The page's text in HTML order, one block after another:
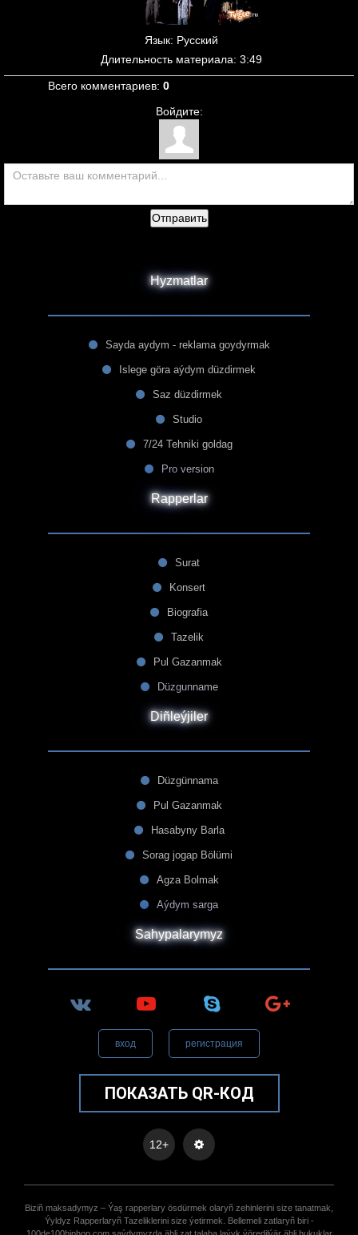
Язык: Русский
Длительность материала: 3:49
Всего комментариев: 0
Войдите:
Отправить
Hyzmatlar
Sayda aydym - reklama goydyrmak
Islege göra aýdym düzdirmek
Saz düzdirmek
Studio
7/24 Tehniki goldag
Pro version
Rapperlar
Surat
Konsert
Biografia
Tazelik
Pul Gazanmak
Düzgunname
Diñleýjiler
Düzgünnama
Pul Gazanmak
Hasabyny Barla
Sorag jogap Bölümi
Agza Bolmak
Aýdym sarga
Sahypalarymyz
вход регистрация
ПОКАЗАТЬ QR-КОД
12+
Biziñ maksadymyz – Ýaş rapperlary ösdürmek olaryñ zehinlerini size tanatmak,
Ýyldyz Rapperlaryñ Tazeliklerini size ýetirmek. Bellemeli zatlaryñ biri -
100de100hiphop.com saýdymyzda ähli zat talaba laýyk ýöredilýär ähli hukuklar